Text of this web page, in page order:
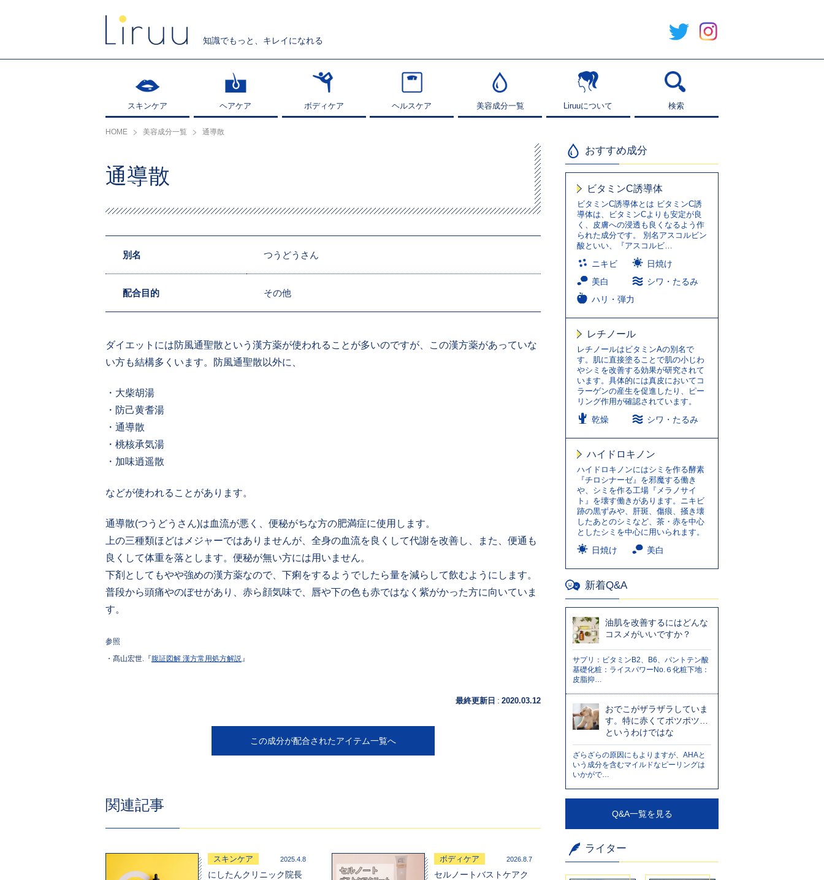
知識でもっと、キレイになれる
スキンケア
スキンケア ヘアケア
ヘアケア ボディケア
ボディケア ヘルスケア
ヘルスケア 美容成分一覧
美容成分一覧 Liruuについて
Liruuについて 検索
検索
HOME 美容成分一覧 通導散
通導散
別名 つうどうさん
配合目的 その他
ダイエットには防風通聖散という漢方薬が使われることが多いのですが、この漢方薬があっていな
い方も結構多くいます。防風通聖散以外に、
・大柴胡湯
・防己黄耆湯
・通導散
・桃核承気湯
・加味逍遥散
などが使われることがあります。
通導散(つうどうさん)は血流が悪く、便秘がちな方の肥満症に使用します。
上の三種類ほどはメジャーではありませんが、全身の血流を良くして代謝を改善し、また、便通も
良くして体重を落とします。便秘が無い方には用いません。
下剤としてもやや強めの漢方薬なので、下痢をするようでしたら量を減らして飲むようにします。
普段から頭痛やのぼせがあり、赤ら顔気味で、唇や下の色も赤ではなく紫がかった方に向いていま
す。
参照
・髙山宏世.『腹証図解 漢方常用処方解説 』
最終更新日 : 2020.03.12
この成分が配合されたアイテム一覧へ
関連記事
スキンケア 2025.4.8
にしたんクリニック院長
ボディケア 2026.8.7
セルノートバストケアク
おすすめ成分
ビタミンC誘導体
ビタミンC誘導体とは ビタミンC誘
導体は、ビタミンCよりも安定が良
く、皮膚への浸透も良くなるよう作
られた成分です。 別名アスコルビン
酸といい、『アスコルビ…
ニキビ
日焼け
美白
シワ・たるみ
ハリ・弾力
レチノール
レチノールはビタミンAの別名で
す。肌に直接塗ることで肌の小じわ
やシミを改善する効果が研究されて
います。具体的には真皮においてコ
ラーゲンの産生を促進したり、ピー
リング作用が確認されています。
乾燥 シワ・たるみ
ハイドロキノン
ハイドロキノンにはシミを作る酵素
『チロシナーゼ』を邪魔する働き
や、シミを作る工場『メラノサイ
ト』を壊す働きがあります。ニキビ
跡の黒ずみや、肝斑、傷痕、掻き壊
したあとのシミなど、茶・赤を中心
としたシミを中心に用いられます。
日焼け 美白
新着Q&A
油肌を改善するにはどんな
コスメがいいですか？
サプリ：ビタミンB2、B6、パントテン酸
基礎化粧：ライスパワーNo.６化粧下地：
皮脂抑…
おでこがザラザラしていま
す。特に赤くてポツポツ…
というわけではな
ざらざらの原因にもよりますが、AHAと
いう成分を含むマイルドなピーリングは
いかがで…
Q&A一覧を見る
ライター